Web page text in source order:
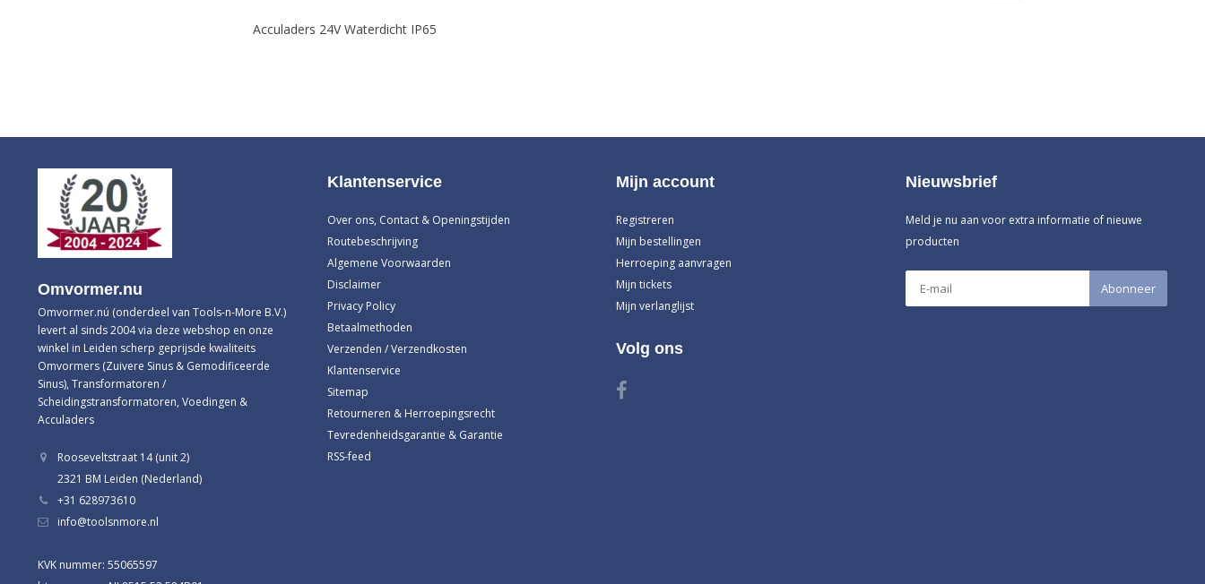
Acculaders 24V Waterdicht IP65
Omvormer.nu
Omvormer.nú (onderdeel van Tools-n-More B.V.)
levert al sinds 2004 via deze webshop en onze
winkel in Leiden scherp geprijsde kwaliteits
Omvormers (Zuivere Sinus & Gemodificeerde
Sinus), Transformatoren /
Scheidingstransformatoren, Voedingen &
Acculaders
Rooseveltstraat 14 (unit 2)
2321 BM Leiden (Nederland)
+31 628973610
info@toolsnmore.nl
KVK nummer: 55065597
Klantenservice
Over ons, Contact & Openingstijden
Routebeschrijving
Algemene Voorwaarden
Disclaimer
Privacy Policy
Betaalmethoden
Verzenden / Verzendkosten
Klantenservice
Sitemap
Retourneren & Herroepingsrecht
Tevredenheidsgarantie & Garantie
RSS-feed
Mijn account
Registreren
Mijn bestellingen
Herroeping aanvragen
Mijn tickets
Mijn verlanglijst
Volg ons
Nieuwsbrief
Meld je nu aan voor extra informatie of nieuwe
producten
Abonneer